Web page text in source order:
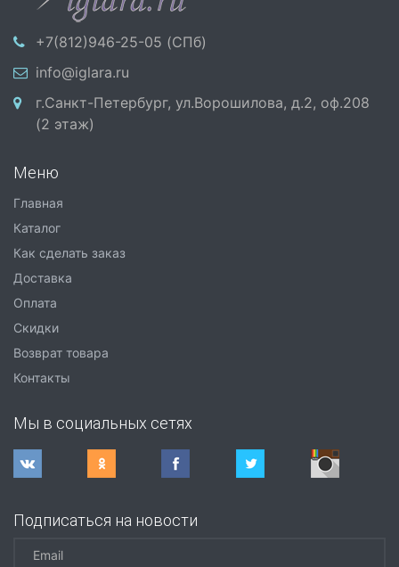
+7(812)946-25-05 (СПб)
info@iglara.ru
г.Санкт-Петербург, ул.Ворошилова, д.2, оф.208
(2 этаж)
Меню
Главная
Каталог
Как сделать заказ
Доставка
Оплата
Скидки
Возврат товара
Контакты
Мы в социальных сетях
Подписаться на новости